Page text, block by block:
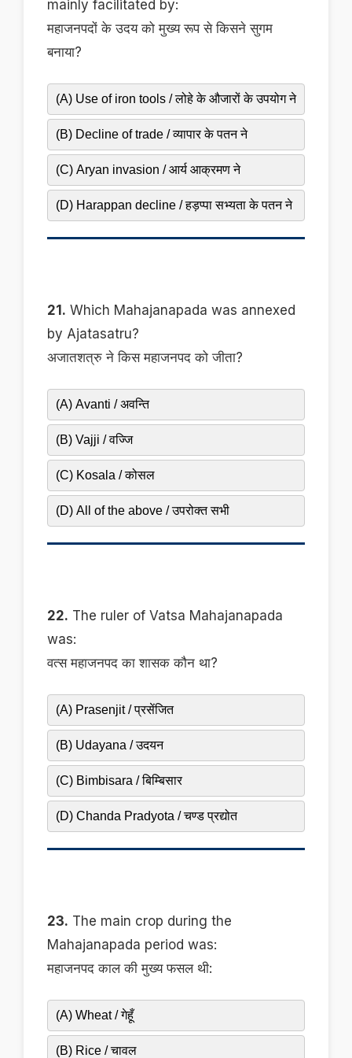
mainly facilitated by:
महाजनपदों के उदय को मुख्य रूप से किसने सुगम
बनाया?
(A) Use of iron tools / लोहे के औजारों के उपयोग ने
(B) Decline of trade / व्यापार के पतन ने
(C) Aryan invasion / आर्य आक्रमण ने
(D) Harappan decline / हड़प्पा सभ्यता के पतन ने
21. Which Mahajanapada was annexed
by Ajatasatru?
अजातशत्रु ने किस महाजनपद को जीता?
(A) Avanti / अवन्ति
(B) Vajji / वज्जि
(C) Kosala / कोसल
(D) All of the above / उपरोक्त सभी
22. The ruler of Vatsa Mahajanapada
was:
वत्स महाजनपद का शासक कौन था?
(A) Prasenjit / प्रसेंजित
(B) Udayana / उदयन
(C) Bimbisara / बिम्बिसार
(D) Chanda Pradyota / चण्ड प्रद्योत
23. The main crop during the
Mahajanapada period was:
महाजनपद काल की मुख्य फसल थी:
(A) Wheat / गेहूँ
(B) Rice / चावल